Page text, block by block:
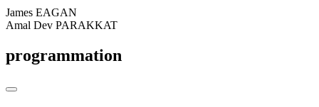
James EAGAN
Amal Dev PARAKKAT
programmation